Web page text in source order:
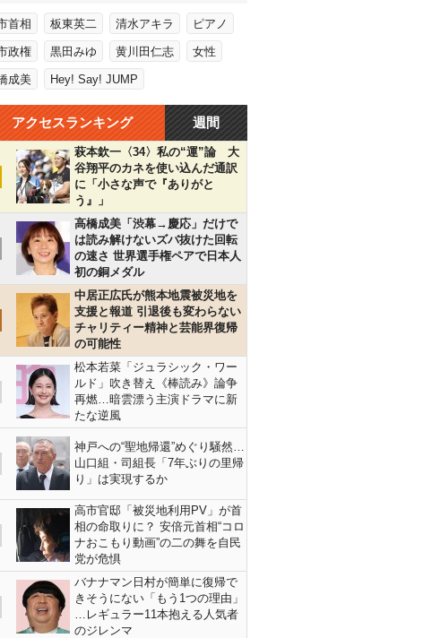
首相 板東英二 清水アキラ ピアノ
政権 黒田みゆ 黄川田仁志 女性
成美 Hey! Say! JUMP
アクセスランキング 週間
萩本欽一〈34〉私の“運”論 大
谷翔平のカネを使い込んだ通訳
に「小さな声で『ありがと
う』」
高橋成美「渋幕→慶応」だけで
は読み解けないズバ抜けた回転
の速さ 世界選手権ペアで日本人
初の銅メダル
中居正広氏が熊本地震被災地を
支援と報道 引退後も変わらない
チャリティー精神と芸能界復帰
の可能性
松本若菜「ジュラシック・ワー
ルド」吹き替え《棒読み》論争
再燃…暗雲漂う主演ドラマに新
たな逆風
神戸への“聖地帰還”めぐり騒然…
山口組・司組長「7年ぶりの里帰
り」は実現するか
高市官邸「被災地利用PV」が首
相の命取りに？ 安倍元首相“コロ
ナおこもり動画”の二の舞を自民
党が危惧
バナナマン日村が簡単に復帰で
きそうにない「もう1つの理由」
…レギュラー11本抱える人気者
のジレンマ